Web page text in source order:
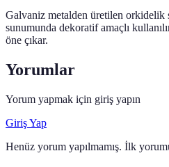
Galvaniz metalden üretilen orkidelik
sunumunda dekoratif amaçlı
öne çıkar.
Yorumlar
Yorum yapmak için giriş yapın
Giriş Yap
Henüz yorum yapılmamış. İlk